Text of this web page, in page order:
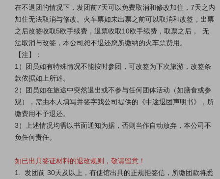
在不退团的情况下，发团前7天可以免费取消和修改加住，7天之内
加住无法取消与修改。火车票如未出票之前可以取消和改签，出票
之后改签收取5欧手续费，退票收取10欧手续费，取票之后， 无
法取消与改签，本公司恕不退还您所缴纳的火车票费用。
【注】：
1）团员如有特殊情况不能按时参团，可改签为下次旅游，改签条
款依据如上所述。
2）团员如在旅途中突然退出或不参与任何团体活动（如膳食或参
观），需由本人填写并签字我公司提供的《中途退团声明书》，所
缴费用不予退还。
3）上述情况均需以书面通知为据，否则当作自动放弃，本公司不
负任何责任。
如已出具签证材料的退改规则，敬请留意！
1. 发团前 30天及 以上，有使馆出具的正规拒签信，所缴团款将悉